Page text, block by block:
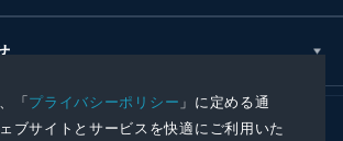
「プライバシーポリシー 」に定める通
ブサイトとサービスを快適にご利用いた